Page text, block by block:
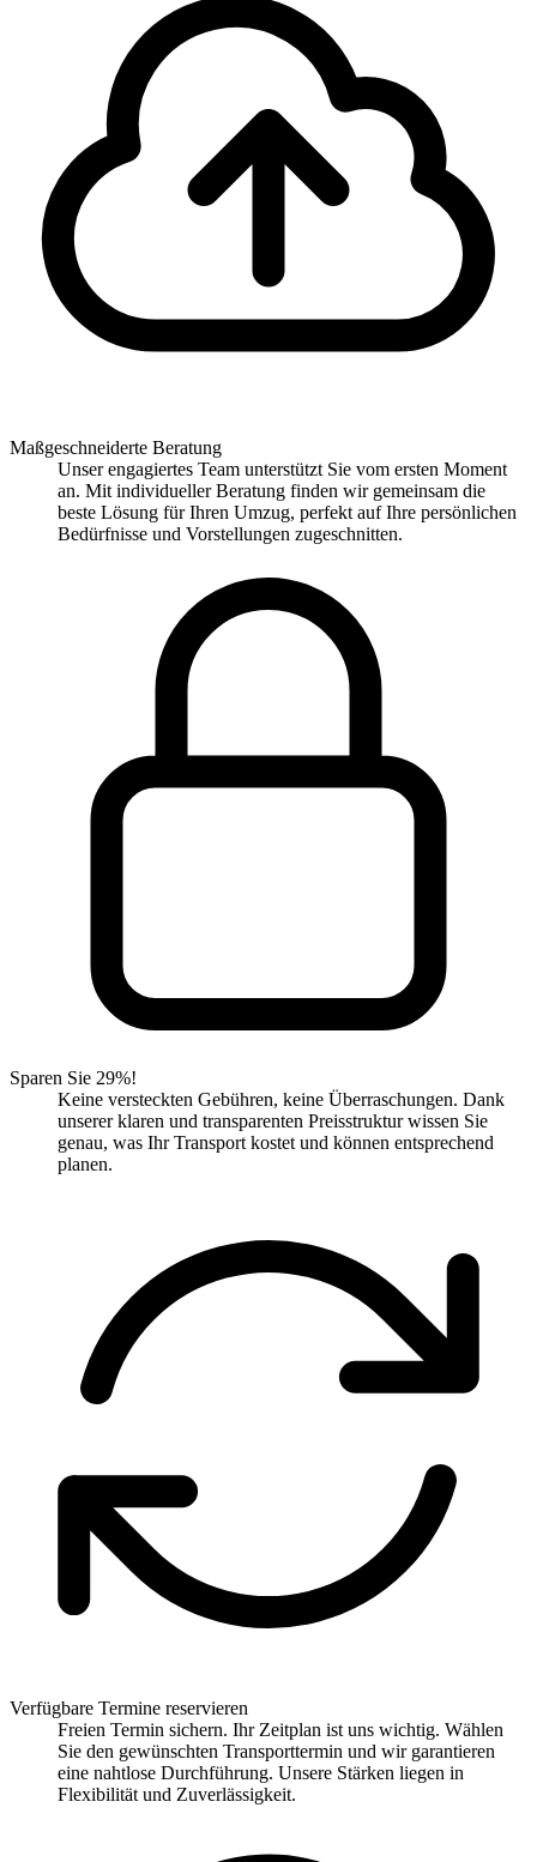
Maßgeschneiderte Beratung
Unser engagiertes Team unterstützt Sie vom ersten Moment
an. Mit individueller Beratung finden wir gemeinsam die
beste Lösung für Ihren Umzug, perfekt auf Ihre persönlichen
Bedürfnisse und Vorstellungen zugeschnitten.
Sparen Sie 29%!
Keine versteckten Gebühren, keine Überraschungen. Dank
unserer klaren und transparenten Preisstruktur wissen Sie
genau, was Ihr Transport kostet und können entsprechend
planen.
Verfügbare Termine reservieren
Freien Termin sichern. Ihr Zeitplan ist uns wichtig. Wählen
Sie den gewünschten Transporttermin und wir garantieren
eine nahtlose Durchführung. Unsere Stärken liegen in
Flexibilität und Zuverlässigkeit.